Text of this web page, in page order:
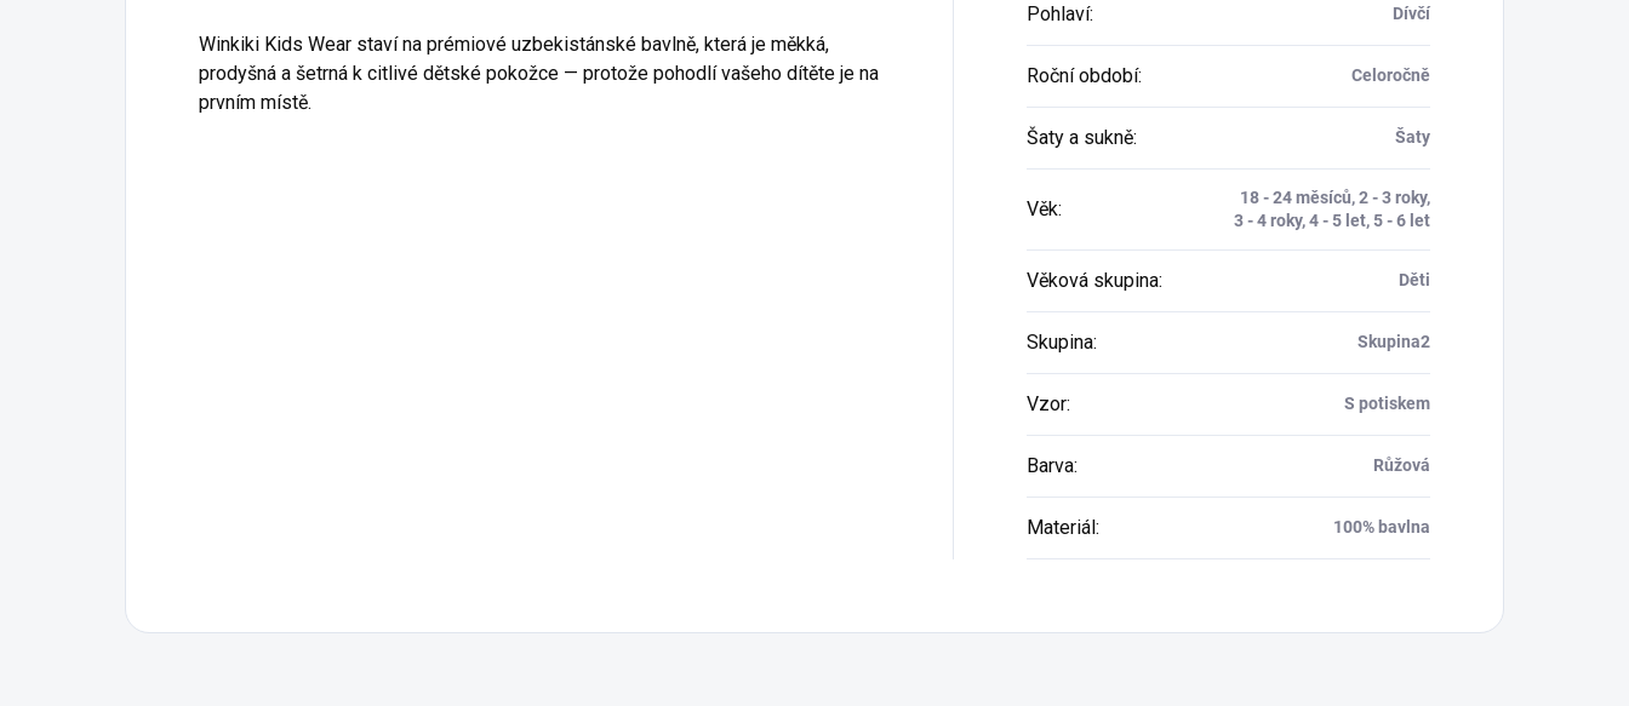
Winkiki Kids Wear staví na prémiové uzbekistánské bavlně, která je měkká,
prodyšná a šetrná k citlivé dětské pokožce — protože pohodlí vašeho dítěte je na
prvním místě.
Pohlaví: Dívčí
Roční období: Celoročně
Šaty a sukně: Šaty
Věk:
18 - 24 měsíců, 2 - 3 roky,
3 - 4 roky, 4 - 5 let, 5 - 6 let
Věková skupina: Děti
Skupina: Skupina2
Vzor: S potiskem
Barva: Růžová
Materiál: 100% bavlna